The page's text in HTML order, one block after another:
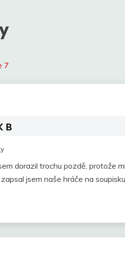
7
B
dorazil trochu pozdě, protože
jsem naše hráče na